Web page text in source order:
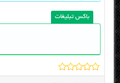
باکس تبلیغات